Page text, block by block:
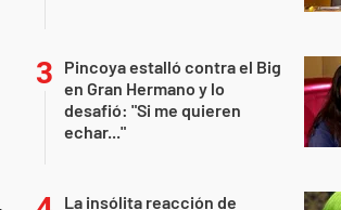
Pincoya estalló contra el Big
en Gran Hermano y lo
desafió: "Si me quieren
echar..."
La insólita reacción de